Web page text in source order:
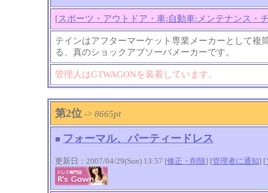
[スポーツ・アウトドア・車:自動車:メンテナンス・
テインはアフターマーケット専業メーカーとして複
る、真のショックアブソーバメーカーです。
管理人はGTWAGONを装着しています。
第2位 ->8665pt
■ フォーマル、パーティードレス
更新日：2007/04/29(Sun) 13:57 [修正・削除] [管理者に通知] [